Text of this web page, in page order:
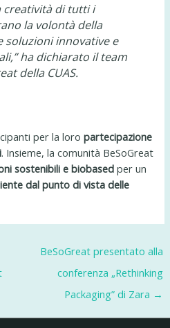
creatività di tutti i
la volontà della
soluzioni innovative e
ha dichiarato il team
della CUAS.
per la loropartecipazione
. Insieme, la comunità BeSoGreat
sostenibili e biobased per un
dal punto di vista delle
BeSoGreat presentato alla
conferenza „Rethinking
Packaging” di Zara →